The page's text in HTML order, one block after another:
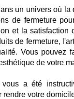
un univers où
de fermeture
et la satisfaction
de fermeture,
Vous pouvez
de votre
a été
votre